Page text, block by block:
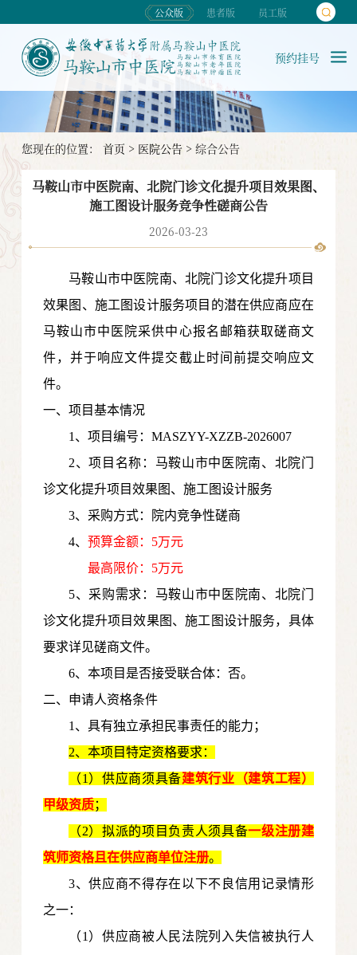
公众版 患者版 员工版
预约挂号
您现在的位置： 首页 > 医院公告> 综合公告
马鞍山市中医院南、北院门诊文化提升项目效果图、
施工图设计服务竞争性磋商公告
2026-03-23
马鞍山市中医院南、北院门诊文化提升项目
效果图、施工图设计服务项目的潜在供应商应在
马鞍山市中医院采供中心报名邮箱获取磋商文
件，并于响应文件提交截止时间前提交响应文
件。
一、项目基本情况
1、项目编号：MASZYY-XZZB-2026007
2、项目名称：马鞍山市中医院南、北院门
诊文化提升项目效果图、施工图设计服务
3、采购方式：院内竞争性磋商
4、预算金额：5万元
最高限价：5万元
5、采购需求：马鞍山市中医院南、北院门
诊文化提升项目效果图、施工图设计服务，具体
要求详见磋商文件。
6、本项目是否接受联合体：否。
二、申请人资格条件
1、具有独立承担民事责任的能力；
2、本项目特定资格要求：
（1）供应商须具备建筑行业（建筑工程）
甲级资质；
（2）拟派的项目负责人须具备一级注册建
筑师资格且在供应商单位注册。
3、供应商不得存在以下不良信用记录情形
之一：
（1）供应商被人民法院列入失信被执行人